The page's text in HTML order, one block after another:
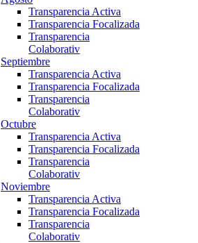
Transparencia Activa
Transparencia Focalizada
Transparencia
Colaborativ
Septiembre
Transparencia Activa
Transparencia Focalizada
Transparencia
Colaborativ
Octubre
Transparencia Activa
Transparencia Focalizada
Transparencia
Colaborativ
Noviembre
Transparencia Activa
Transparencia Focalizada
Transparencia
Colaborativ